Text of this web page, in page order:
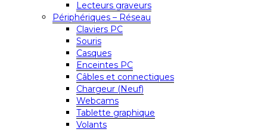
Lecteurs graveurs
Périphériques – Réseau
Claviers PC
Souris
Casques
Enceintes PC
Câbles et connectiques
Chargeur (Neuf)
Webcams
Tablette graphique
Volants